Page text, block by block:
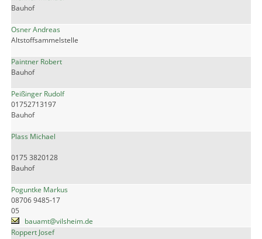
Bauhof
Osner Andreas
Altstoffsammelstelle
Paintner Robert
Bauhof
Peißinger Rudolf
01752713197
Bauhof
Plass Michael
0175 3820128
Bauhof
Poguntke Markus
08706 9485-17
05
bauamt@vilsheim.de
Roppert Josef